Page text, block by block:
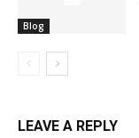
Blog
LEAVE A REPLY